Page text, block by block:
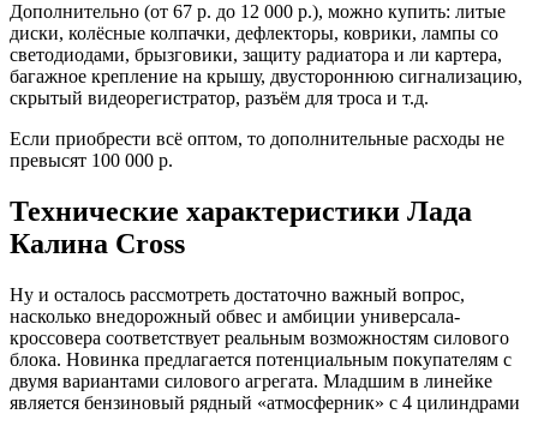
Дополнительно (от 67 р. до 12 000 р.), можно купить: литые
диски, колёсные колпачки, дефлекторы, коврики, лампы со
светодиодами, брызговики, защиту радиатора и ли картера,
багажное крепление на крышу, двустороннюю сигнализацию,
скрытый видеорегистратор, разъём для троса и т.д.
Если приобрести всё оптом, то дополнительные расходы не
превысят 100 000 р.
Технические характеристики Лада
Калина Cross
Ну и осталось рассмотреть достаточно важный вопрос,
насколько внедорожный обвес и амбиции универсала-
кроссовера соответствует реальным возможностям силового
блока. Новинка предлагается потенциальным покупателям с
двумя вариантами силового агрегата. Младшим в линейке
является бензиновый рядный «атмосферник» с 4 цилиндрами